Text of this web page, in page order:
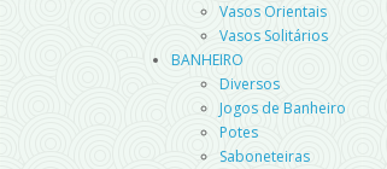
Vasos Orientais
Vasos Solitários
BANHEIRO
Diversos
Jogos de Banheiro
Potes
Saboneteiras